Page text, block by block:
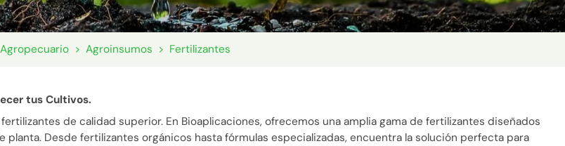
Agropecuario > Agroinsumos > Fertilizantes
tus Cultivos.
de calidad superior. En Bioaplicaciones, ofrecemos una amplia gama de fertilizantes diseñados
Desde fertilizantes orgánicos hasta fórmulas especializadas, encuentra la solución perfecta para